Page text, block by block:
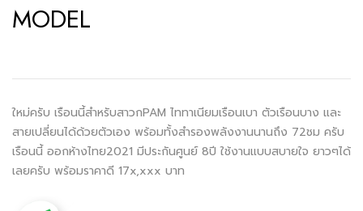
MODEL
ใหม่ครับ เรือนนี้สำหรับสาวกPAM ไททาเนียมเรือนเบา ตัวเรือนบาง และ
สายเปลี่ยนได้ด้วยตัวเอง พร้อมทั้งสำรองพลังงานนานถึง 72ชม ครับ
เรือนนี้ ออกห้างไทย2021 มีประกันศูนย์ 8ปี ใช้งานแบบสบายใจ ยาวๆได้
เลยครับ พร้อมราคาดี 17x,xxx บาท